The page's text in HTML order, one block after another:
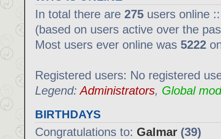
In total there are 275 users online
(based on users active over the
Most users ever online was 5222
Registered users: No registered
Legend:Administrators, Global
BIRTHDAYS
Congratulations to: Galmar (39)